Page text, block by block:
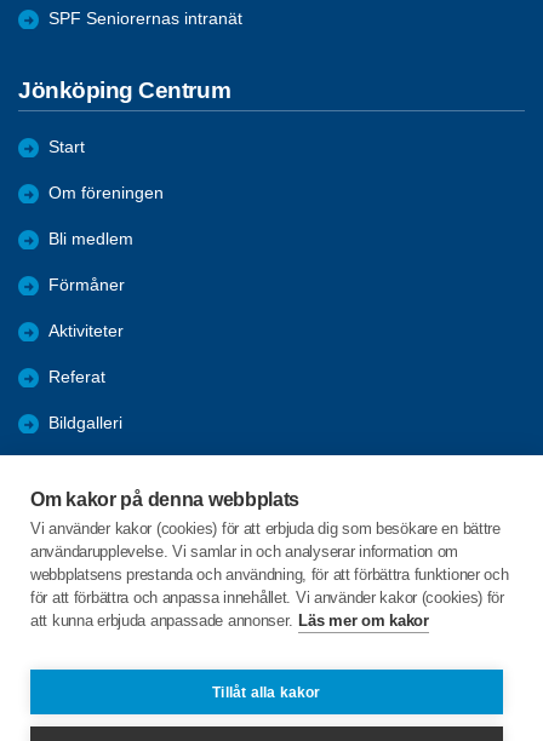
Om kakor på denna webbplats
Vi använder kakor (cookies) för att erbjuda dig som besökare en bättre
användarupplevelse. Vi samlar in och analyserar information om
webbplatsens prestanda och användning, för att förbättra funktioner och
för att förbättra och anpassa innehållet. Vi använder kakor (cookies) för
att kunna erbjuda anpassade annonser. Läs mer om kakor
Tillåt alla kakor
SPF Seniorernas intranät
Jönköping Centrum
Start
Om föreningen
Bli medlem
Förmåner
Aktiviteter
Referat
Bildgalleri
Engagera DIG i vår förening
C/o:Lennart Lööw